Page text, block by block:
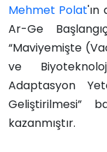
Mehmet Polat'ın
Ar-Ge
“Maviyemişte
ve
Adaptasyon
Geliştirilmesi”
kazanmıştır.